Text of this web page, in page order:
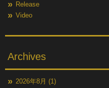
Release
Video
Archives
2026年8月 (1)